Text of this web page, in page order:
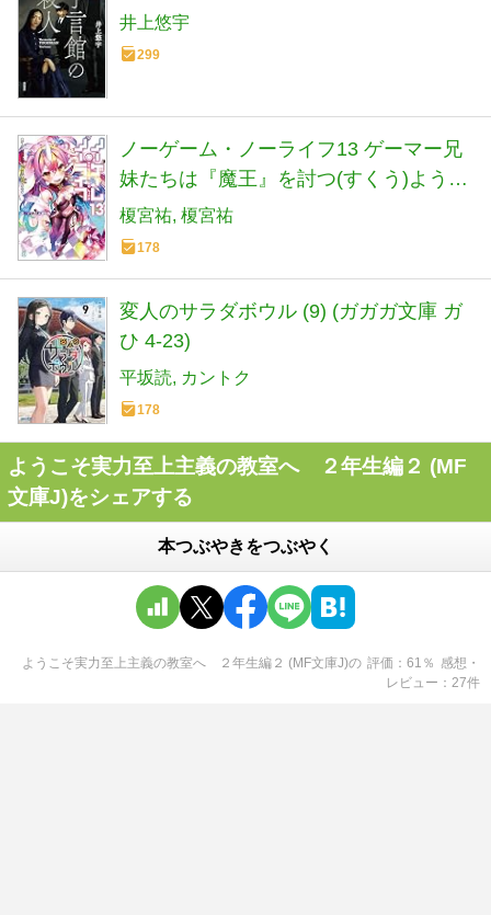
井上悠宇
299
ノーゲーム・ノーライフ13 ゲーマー兄
妹たちは『魔王』を討つ(すくう)ようで
す (MF文庫J)
榎宮祐 榎宮祐
178
変人のサラダボウル (9) (ガガガ文庫 ガ
ひ 4-23)
平坂読 カントク
178
ようこそ実力至上主義の教室へ ２年生編２ (MF
文庫J)をシェアする
本つぶやきをつぶやく
ようこそ実力至上主義の教室へ ２年生編２ (MF文庫J)の 評価 61 ％ 感想・
レビュー
27件